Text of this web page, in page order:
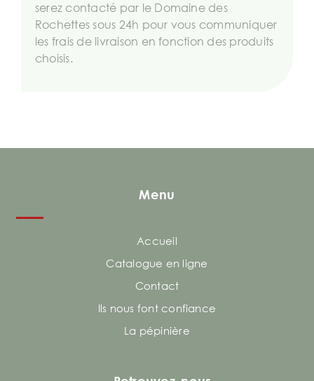
serez contacté par le Domaine des
Rochettes sous 24h pour vous communiquer
les frais de livraison en fonction des produits
choisis.
Menu
Accueil
Catalogue en ligne
Contact
Ils nous font confiance
La pépinière